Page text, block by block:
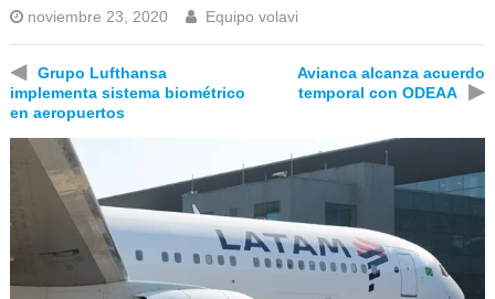
noviembre 23, 2020 Equipo volavi
◀
Grupo Lufthansa
implementa sistema biométrico
en aeropuertos
Avianca alcanza acuerdo
temporal con ODEAA
▶